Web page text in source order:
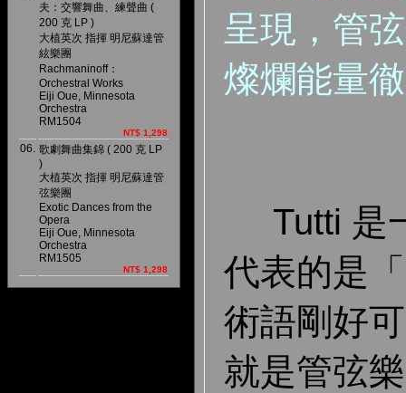
夫：交響舞曲、練聲曲 (
200 克 LP )
大植英次 指揮 明尼蘇達管
絃樂團
Rachmaninoff：
Orchestral Works
Eiji Oue, Minnesota
Orchestra
RM1504
NT$ 1,298
06. 歌劇舞曲集錦 ( 200 克 LP
)
大植英次 指揮 明尼蘇達管
弦樂團
Exotic Dances from the
Opera
Eiji Oue, Minnesota
Orchestra
RM1505
NT$ 1,298
呈現，管
燦爛能量
Tutti 是
代表的是
術語剛好
就是管弦